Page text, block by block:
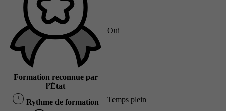
Formation reconnue par
l’État
Oui
Rythme de formation Temps plein